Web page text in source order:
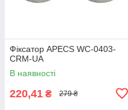
Фіксатор APECS WC-0403-
CRM-UA
В наявності
220,41 ₴ 279 ₴